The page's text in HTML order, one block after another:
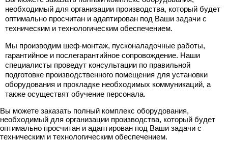
необходимый для организации производства, который будет
оптимально просчитан и адаптирован под Ваши задачи с
техническим и технологическим обеспечением.
Мы производим шеф-монтаж, пусконаладочные работы,
гарантийное и послегарантийное сопровождение. Наши
специалисты проведут консультации по правильной
подготовке производственного помещения для установки
оборудования и прокладке необходимых коммуникаций, а
также осуществят обучение персонала.
Вы можете заказать полный комплекс оборудования,
необходимый для организации производства, который будет
оптимально просчитан и адаптирован под Ваши задачи с
техническим и технологическим обеспечением.